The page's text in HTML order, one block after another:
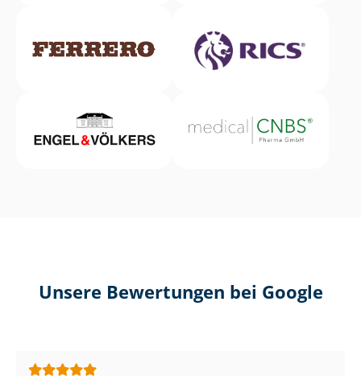
Unsere Bewertungen bei Google